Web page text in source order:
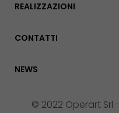
REALIZZAZIONI
CONTATTI
NEWS
© 2022 Operart Srl –